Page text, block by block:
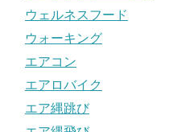
ウェルネスフード
ウォーキング
エアコン
エアロバイク
エア縄跳び